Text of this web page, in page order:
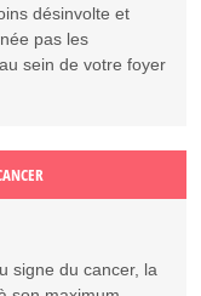
désinvolte et
pas les
sein de votre foyer
signe du cancer, la